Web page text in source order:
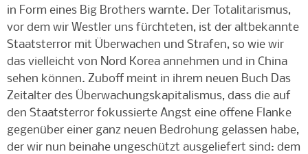
in Form eines Big Brothers warnte. Der Totalitarismus,
vor dem wir Westler uns fürchteten, ist der altbekannte
Staatsterror mit Überwachen und Strafen, so wie wir
das vielleicht von Nord Korea annehmen und in China
sehen können. Zuboff meint in ihrem neuen Buch Das
Zeitalter des Überwachungskapitalismus, dass die auf
den Staatsterror fokussierte Angst eine offene Flanke
gegenüber einer ganz neuen Bedrohung gelassen habe,
der wir nun beinahe ungeschützt ausgeliefert sind: dem